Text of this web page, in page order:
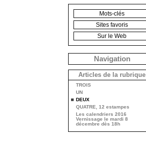
Mots-clés
Sites favoris
Sur le Web
Navigation
Articles de la rubrique
TROIS
UN
DEUX
QUATRE, 12 estampes
Les calendriers 2016
Vernissage le mardi 8
décembre dès 18h